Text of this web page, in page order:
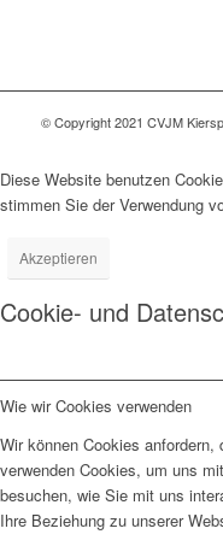
© Copyright 2021 CVJM
Diese Website benutzen
stimmen Sie der Verwendung
Akzeptieren
Cookie- und
Wie wir Cookies verwenden
Wir können Cookies
verwenden Cookies, um uns
besuchen, wie Sie mit uns
Ihre Beziehung zu unserer